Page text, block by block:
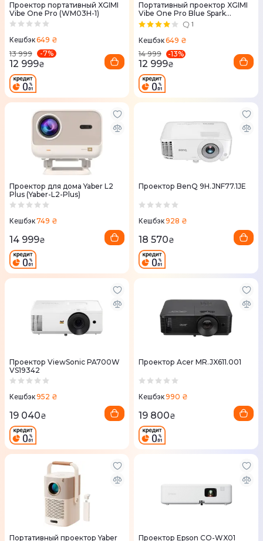
Проектор портативный XGIMI
Vibe One Pro (WM03H-1)
Кешбэк649 ₴
13 999
-7%
12 999₴
Портативный проектор XGIMI
Vibe One Pro Blue Spark
(WM03H)
1
Кешбэк649 ₴
14 999
-13%
12 999₴
Проектор для дома Yaber L2
Plus (Yaber-L2-Plus)
Кешбэк749 ₴
14 999₴
Проектор BenQ 9H.JNF77.1JE
Кешбэк928 ₴
18 570₴
Проектор ViewSonic PA700W
VS19342
Кешбэк952 ₴
19 040₴
Проектор Acer MR.JX611.001
Кешбэк990 ₴
19 800₴
Портативный проектор Yaber
Проектор Epson CO-WX01